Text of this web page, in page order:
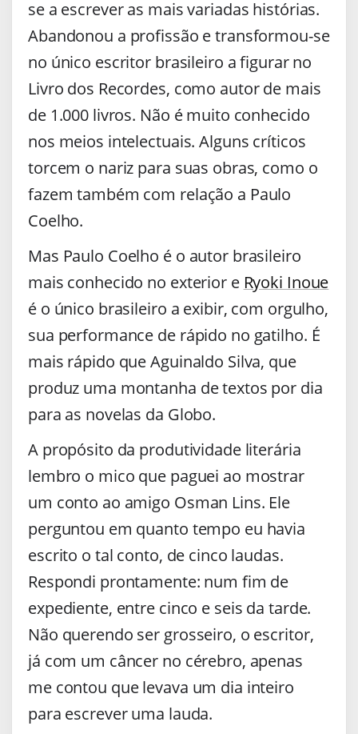
se a escrever as mais variadas histórias.
Abandonou a profissão e transformou-se
no único escritor brasileiro a figurar no
Livro dos Recordes, como autor de mais
de 1.000 livros. Não é muito conhecido
nos meios intelectuais. Alguns críticos
torcem o nariz para suas obras, como o
fazem também com relação a Paulo
Coelho.
Mas Paulo Coelho é o autor brasileiro
mais conhecido no exterior e Ryoki Inoue
é o único brasileiro a exibir, com orgulho,
sua performance de rápido no gatilho. É
mais rápido que Aguinaldo Silva, que
produz uma montanha de textos por dia
para as novelas da Globo.
A propósito da produtividade literária
lembro o mico que paguei ao mostrar
um conto ao amigo Osman Lins. Ele
perguntou em quanto tempo eu havia
escrito o tal conto, de cinco laudas.
Respondi prontamente: num fim de
expediente, entre cinco e seis da tarde.
Não querendo ser grosseiro, o escritor,
já com um câncer no cérebro, apenas
me contou que levava um dia inteiro
para escrever uma lauda.